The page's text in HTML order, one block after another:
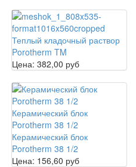
Теплый кладочный раствор
Porotherm TM
Цена: 382,00 руб
Керамический блок
Porotherm 38 1/2
Керамический блок
Porotherm 38 1/2
Цена: 156,60 руб